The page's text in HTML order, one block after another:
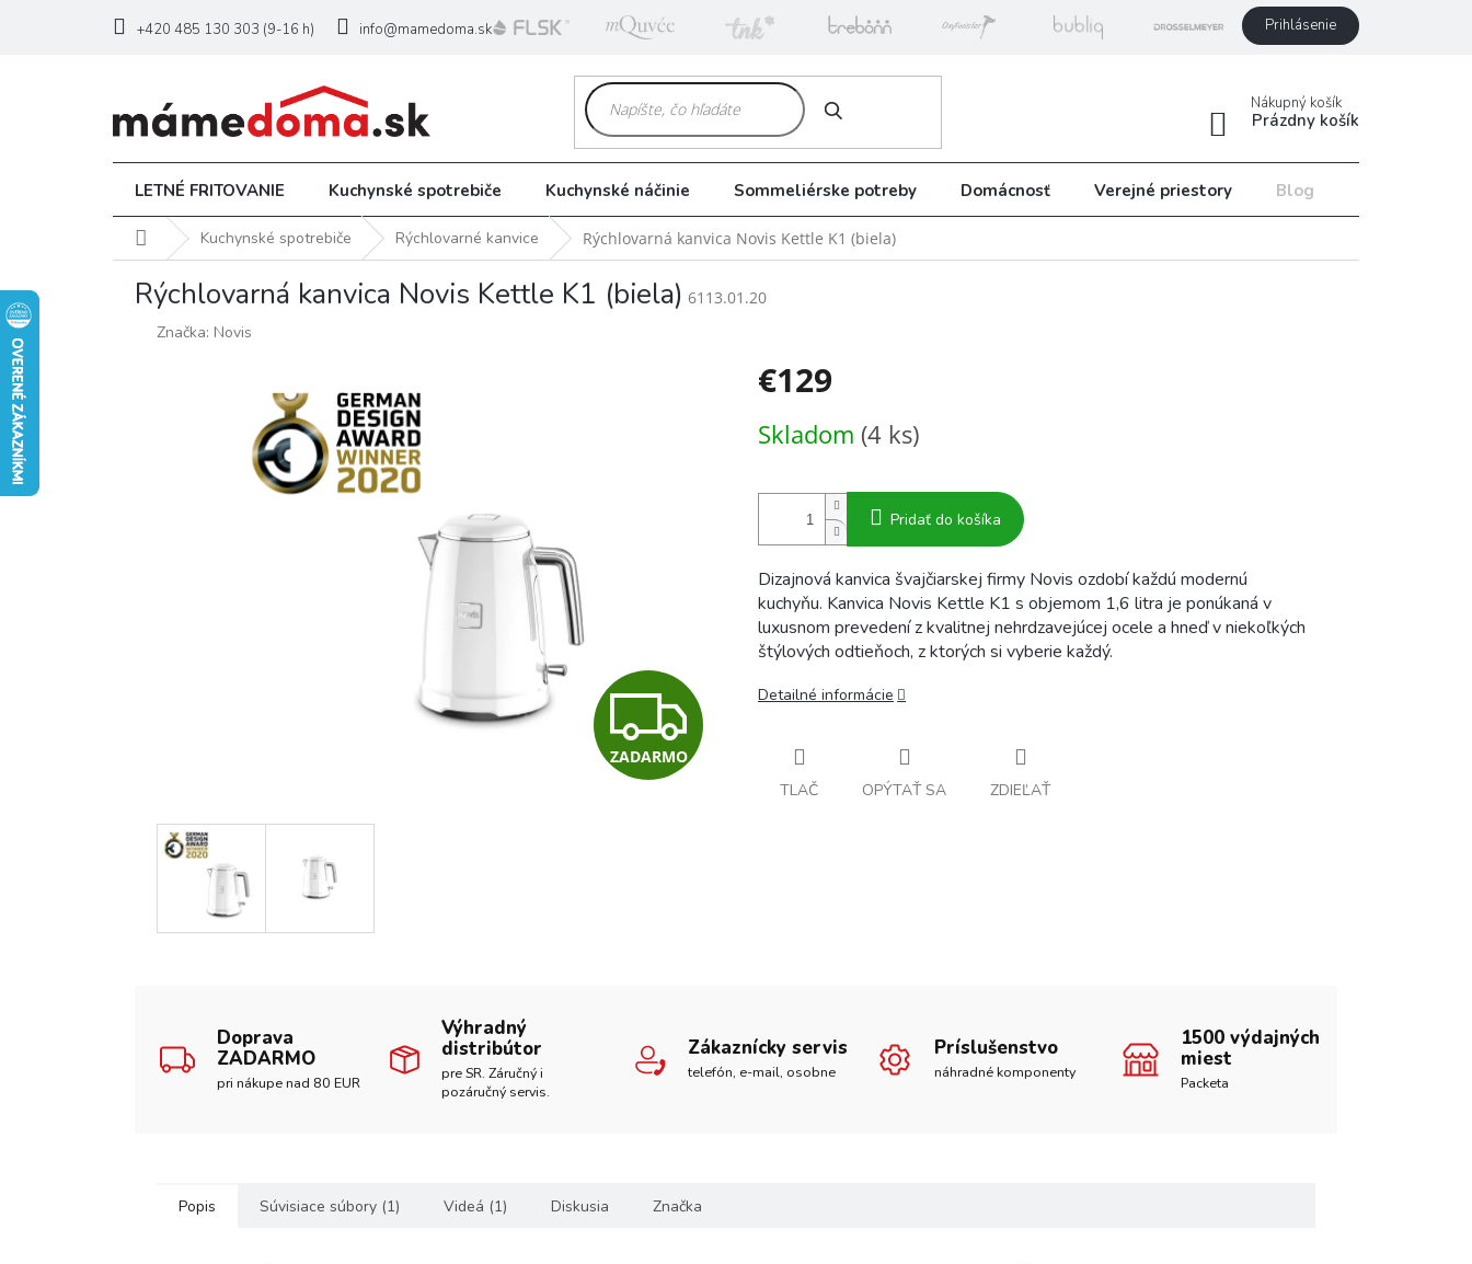
+420 485 130 303 (9-16 h) info@mamedoma.sk Prihlásenie
HĽADAŤ Nákupný košík
Prázdny košík
LETNÉ FRITOVANIE Kuchynské spotrebiče Kuchynské náčinie Sommeliérske potreby Domácnosť Verejné priestory Blog
DomovKuchynské spotrebiče Rýchlovarné kanvice Rýchlovarná kanvica Novis Kettle K1 (biela)
Rýchlovarná kanvica Novis Kettle K1 (biela) 6113.01.20
Značka: Novis
Z
A
R
M
ZADARMO
€129
cena:
Skladom (4 ks)
Pridať do košíka
Dizajnová kanvica švajčiarskej firmy Novis ozdobí každú modernú
kuchyňu. Kanvica Novis Kettle K1 s objemom 1,6 litra je ponúkaná v
luxusnom prevedení z kvalitnej nehrdzavejúcej ocele a hneď v niekoľkých
štýlových odtieňoch, z ktorých si vyberie každý.
Detailné informácie
TLAČ OPÝTAŤ SA ZDIEĽAŤ
Doprava
ZADARMO
pri nákupe nad 80 EUR
Výhradný
distribútor
pre SR. Záručný i
pozáručný servis.
Zákaznícky servis
telefón, e-mail, osobne
Príslušenstvo
náhradné komponenty
1500 výdajných
miest
Packeta
Popis Súvisiace súbory (1) Videá (1) Diskusia Značka